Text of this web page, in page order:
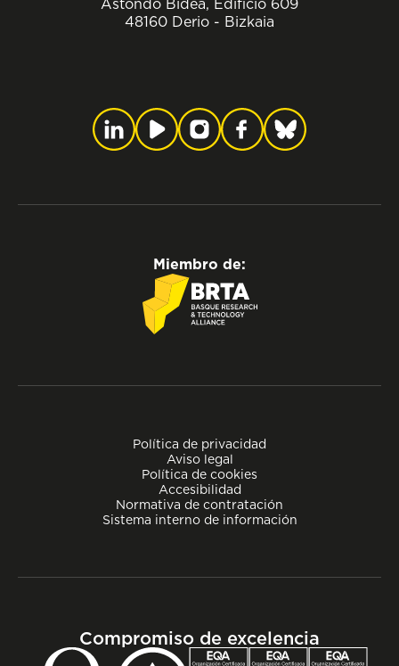
Astondo Bidea, Edificio 609
48160 Derio - Bizkaia
Política de privacidad
Aviso legal
Política de cookies
Accesibilidad
Normativa de contratación
Sistema interno de información
Miembro de:
Compromiso de excelencia